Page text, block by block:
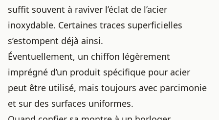
suffit souvent à raviver l’éclat de l’acier
inoxydable. Certaines traces superficielles
s’estompent déjà ainsi.
Éventuellement, un chiffon légèrement
imprégné d’un produit spécifique pour acier
peut être utilisé, mais toujours avec parcimonie
et sur des surfaces uniformes.